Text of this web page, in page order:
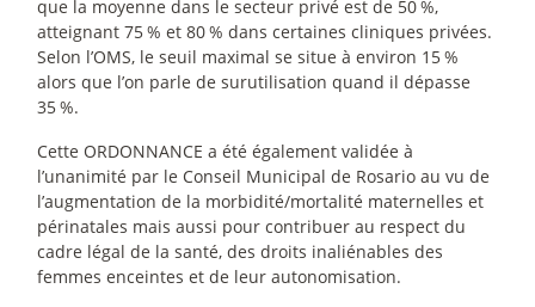
que la moyenne dans le secteur privé est de 50%,
atteignant 75% et 80% dans certaines cliniques privées.
Selon l’OMS, le seuil maximal se situe à environ 15%
alors que l’on parle de surutilisation quand il dépasse
35%.
Cette ORDONNANCE a été également validée à
l’unanimité par le Conseil Municipal de Rosario au vu de
l’augmentation de la morbidité/mortalité maternelles et
périnatales mais aussi pour contribuer au respect du
cadre légal de la santé, des droits inaliénables des
femmes enceintes et de leur autonomisation.